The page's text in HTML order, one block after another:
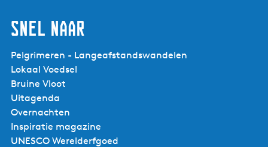
Route kenmerken:
Naam beheerder:
Kinderen
Gezinnen
Jongeren
Volwassenen
Senioren
Snel naar
Pelgrimeren - Langeafstandswandelen
Lokaal Voedsel
Bruine Vloot
Uitagenda
Overnachten
Inspiratie magazine
UNESCO Werelderfgoed